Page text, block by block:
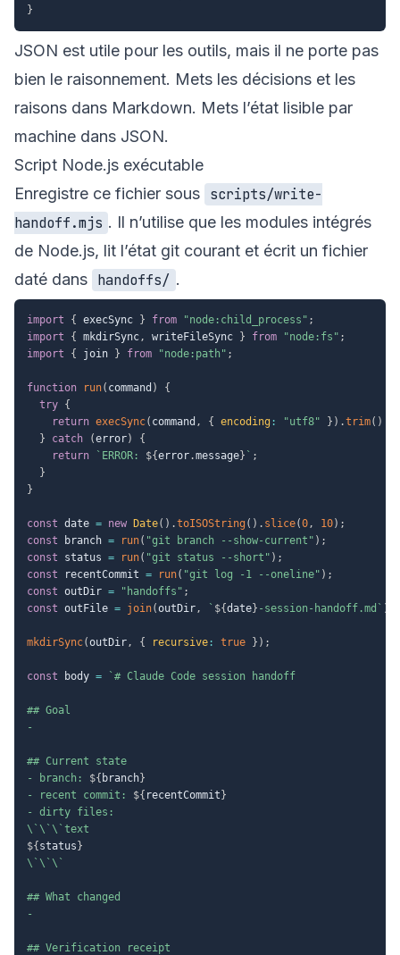
}
JSON est utile pour les outils, mais il ne porte pas
bien le raisonnement. Mets les décisions et les
raisons dans Markdown. Mets l’état lisible par
machine dans JSON.
Script Node.js exécutable
Enregistre ce fichier sous scripts/write-
handoff.mjs . Il n’utilise que les modules intégrés
de Node.js, lit l’état git courant et écrit un fichier
daté dans handoffs/ .
import { execSync } from "node:child_process" ;
import
{ mkdirSync, writeFileSync } from "node:fs" ;
import
{ join } from "node:path" ;
function run( command )
{
try {
return execSync( command , { encoding : "utf8" } ) .trim( )
}
catch (error)
{
return
` ERROR: ${error.message} ` ;
}
}
const date = new Date( ) .toISOString ( ) . slice(0, 10) ;
const branch = run( "git branch --show-current" ) ;
const status = run( "git status --short" ) ;
const recentCommit = run( "git log -1 --oneline" ) ;
const outDir = "handoffs" ;
const outFile = join(outDir, ` ${date} -session-handoff.md ` )
mkdirSync(outDir, { recursive : true } ) ;
const body = ` # Claude Code session handoff
## Goal
-
## Current state
- branch: ${ branch}
- recent commit: ${ recentCommit }
- dirty files:
${ status }
\`\`\`
## What changed
-
## Verification receipt